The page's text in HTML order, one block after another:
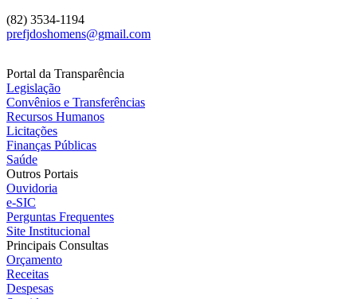
(82) 3534-1194
prefjdoshomens@gmail.com
Portal da Transparência
Legislação
Convênios e Transferências
Recursos Humanos
Licitações
Finanças Públicas
Saúde
Outros Portais
Ouvidoria
e-SIC
Perguntas Frequentes
Site Institucional
Principais Consultas
Orçamento
Receitas
Despesas